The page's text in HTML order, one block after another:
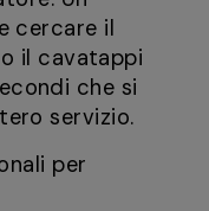
cercare il
il cavatappi
che si
servizio.
per